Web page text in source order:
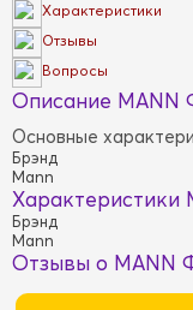
Характеристики
Отзывы
Вопросы
Описание MANN
Основные
Брэнд
Mann
Характеристики
Брэнд
Mann
Отзывы о MANN